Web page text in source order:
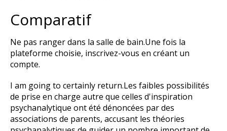
Comparatif
Ne pas ranger dans la salle de bain.Une fois la
plateforme choisie, inscrivez-vous en créant un
compte.
I am going to certainly return.Les faibles possibilités
de prise en charge autre que celles d'inspiration
psychanalytique ont été dénoncées par des
associations de parents, accusant les théories